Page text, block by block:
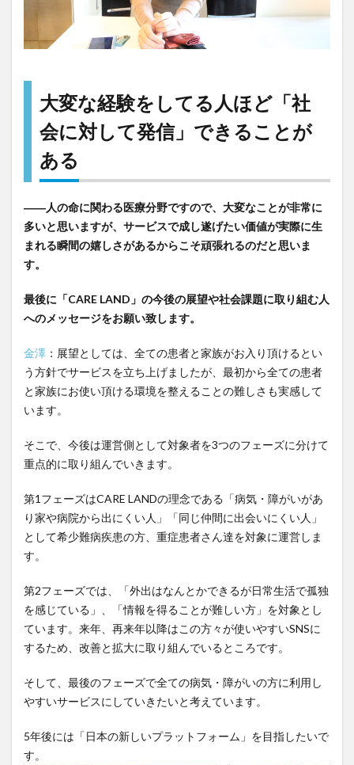
大変な経験をしてる人ほど「社
会に対して発信」できることが
ある
――人の命に関わる医療分野ですので、大変なことが非常に
多いと思いますが、サービスで成し遂げたい価値が実際に生
まれる瞬間の嬉しさがあるからこそ頑張れるのだと思いま
す。
最後に「CARE LAND」の今後の展望や社会課題に取り組む人
へのメッセージをお願い致します。
金澤 ：展望としては、全ての患者と家族がお入り頂けるとい
う方針でサービスを立ち上げましたが、最初から全ての患者
と家族にお使い頂ける環境を整えることの難しさも実感して
います。
そこで、今後は運営側として対象者を3つのフェーズに分けて
重点的に取り組んでいきます。
第1フェーズはCARE LANDの理念である「病気・障がいがあ
り家や病院から出にくい人」「同じ仲間に出会いにくい人」
として希少難病疾患の方、重症患者さん達を対象に運営しま
す。
第2フェーズでは、「外出はなんとかできるが日常生活で孤独
を感じている」、「情報を得ることが難しい方」を対象とし
ています。来年、再来年以降はこの方々が使いやすいSNSに
するため、改善と拡大に取り組んでいるところです。
そして、最後のフェーズで全ての病気・障がいの方に利用し
やすいサービスにしていきたいと考えています。
5年後には「日本の新しいプラットフォーム」を目指したいで
す。